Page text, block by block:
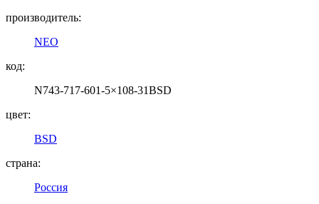
производитель:
NEO
код:
N743-717-601-5×108-31BSD
цвет:
BSD
страна:
Россия